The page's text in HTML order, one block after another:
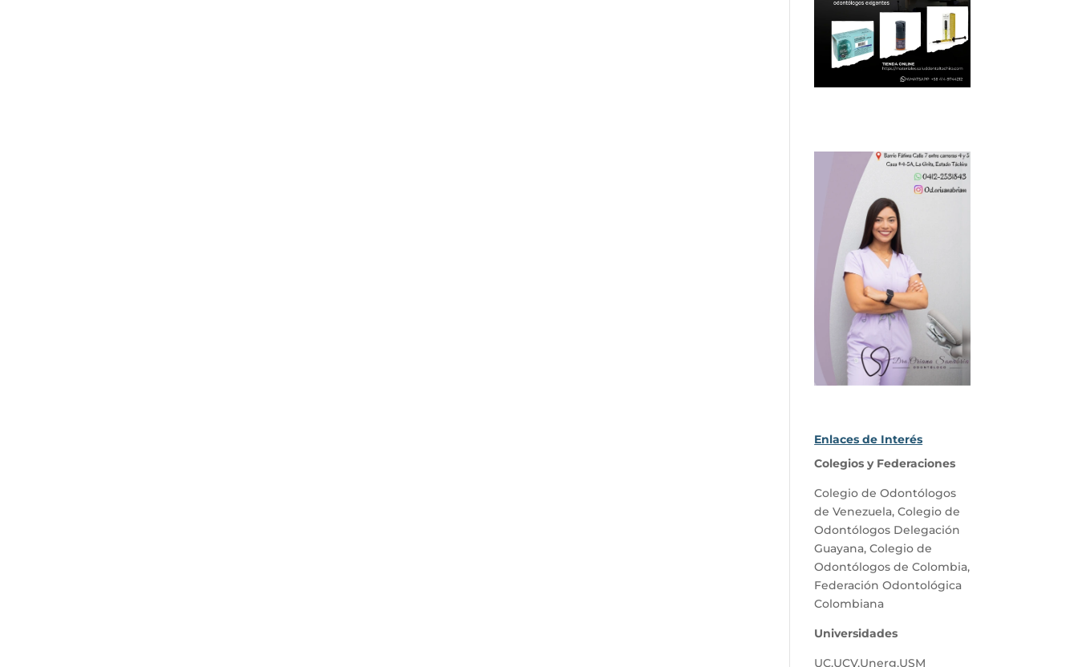
Enlaces de Interés
Colegios y Federaciones
Colegio de Odontólogos
de Venezuela,Colegio de
Odontólogos Delegación
Guayana,Colegio de
Odontólogos de Colombia,
Federación Odontológica
Colombiana
Universidades
UC,UCV,Unerg,USM